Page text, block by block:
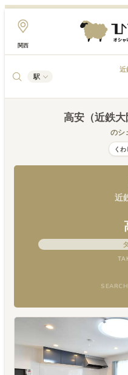
関西
駅
近
高安（近鉄大
のシ
く
近